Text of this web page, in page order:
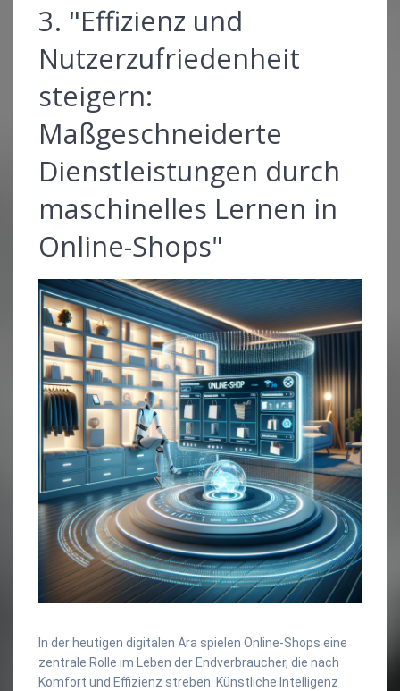
3. "Effizienz und
Nutzerzufriedenheit
steigern:
Maßgeschneiderte
Dienstleistungen durch
maschinelles Lernen in
Online-Shops"
In der heutigen digitalen Ära spielen Online-Shops eine
zentrale Rolle im Leben der Endverbraucher, die nach
Komfort und Effizienz streben. Künstliche Intelligenz